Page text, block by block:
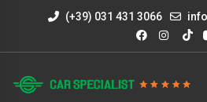
(+39) 031 431 3066